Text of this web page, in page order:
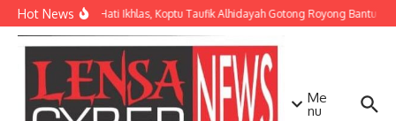
Lewati ke konten
Hot NewsDengan Hati Ikhlas, Koptu Taufik Alhidayah Gotong Royong Bantu
Me
nu